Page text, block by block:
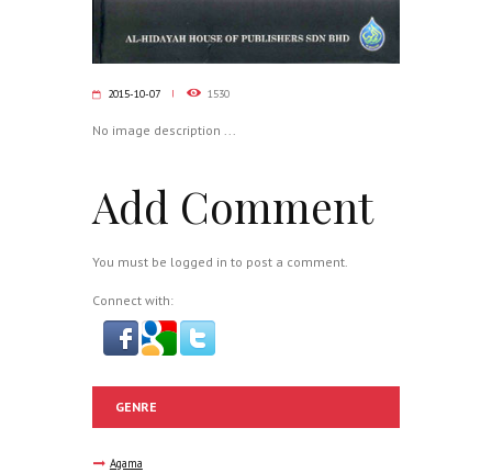
2015-10-07 1530
No image description ...
Add Comment
You must be logged in to post a comment.
Connect with:
GENRE
Agama